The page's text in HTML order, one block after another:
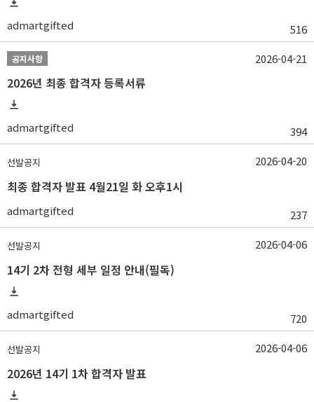
admartgifted 516
공지사항
2026년 최종 합격자 등록서류
admartgifted 394
2026-04-21
선발공지
최종 합격자 발표 4월21일 화 오후1시
admartgifted 237
2026-04-20
선발공지
14기 2차 전형 세부 일정 안내(필독)
admartgifted 720
2026-04-06
선발공지
2026년 14기 1차 합격자 발표
2026-04-06